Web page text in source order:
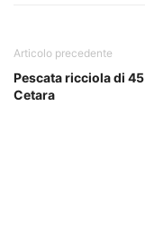
Articolo precedente
Pescata ricciola di
Cetara